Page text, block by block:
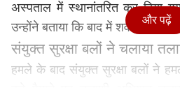
अस्पताल में स्थानांतरित कर दिया
उन्होंने बताया कि बाद में शव का
संयुक्त सुरक्षा बलों ने चलाया
हमले के बाद संयुक्त सुरक्षा बलों ने
और पढ़ें